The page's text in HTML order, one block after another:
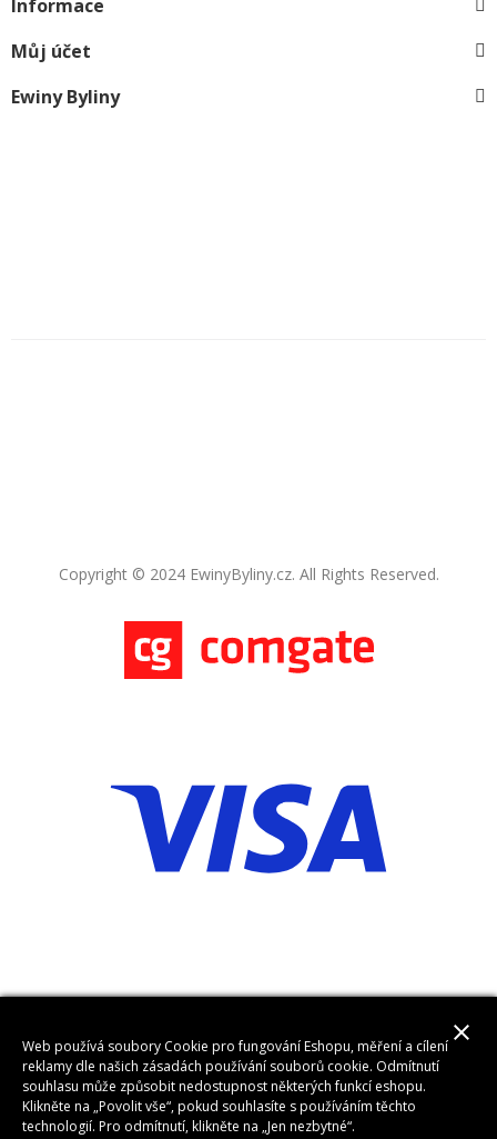
Informace
Můj účet
Ewiny Byliny
Copyright © 2024 EwinyByliny.cz. All Rights Reserved.
close
Web používá soubory Cookie pro fungování Eshopu, měření a cílení
reklamy dle našich zásadách používání souborů cookie. Odmítnutí
souhlasu může způsobit nedostupnost některých funkcí eshopu.
Klikněte na „Povolit vše“, pokud souhlasíte s používáním těchto
technologií. Pro odmítnutí, klikněte na „Jen nezbytné“.